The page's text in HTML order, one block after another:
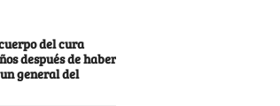
del cura
después de haber
general del